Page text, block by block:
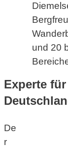
und 20
Experte
De
r